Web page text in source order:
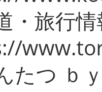
・旅行
たつ ｂ